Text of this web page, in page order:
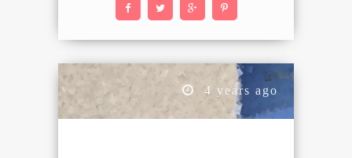
4 years ago